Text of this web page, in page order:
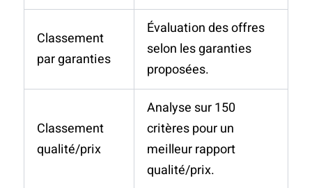
Classement
par garanties
Évaluation des offres
selon les garanties
proposées.
Classement
qualité/prix
Analyse sur 150
critères pour un
meilleur rapport
qualité/prix.